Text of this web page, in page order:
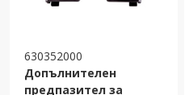
630352000
Допълнителен
предпазител за